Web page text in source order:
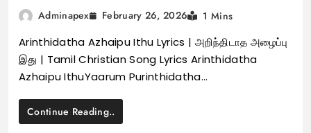
Adminapex February 26, 2026 1 Mins
Arinthidatha Azhaipu Ithu Lyrics | அறிந்திடாத அழைப்பு
இது | Tamil Christian Song Lyrics Arinthidatha
Azhaipu IthuYaarum Purinthidatha…
Continue Reading..